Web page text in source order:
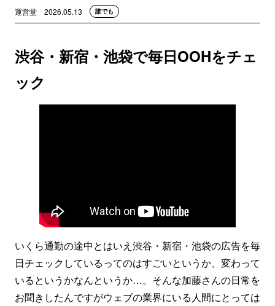
運営堂 2026.05.13 誰でも
渋谷・新宿・池袋で毎日OOHをチェ
ック
いくら通勤の途中とはいえ渋谷・新宿・池袋の広告を毎
日チェックしているってのはすごいというか、変わって
いるというかなんというか…。そんな加藤さんの日常を
お聞きしたんですがウェブの業界にいる人間にとっては